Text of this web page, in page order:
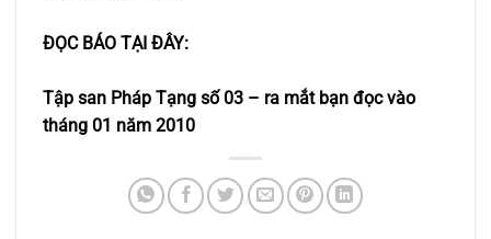
ĐỌC BÁO TẠI ĐÂY:
Tập san Pháp Tạng số 03 – ra mắt bạn đọc vào
tháng 01 năm 2010